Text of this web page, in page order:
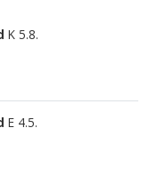
K 5.8.
E 4.5.